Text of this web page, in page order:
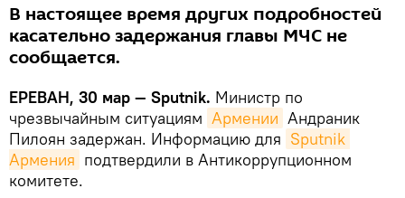
В настоящее время других подробностей
касательно задержания главы МЧС не
сообщается.
ЕРЕВАН, 30 мар — Sputnik. Министр по
чрезвычайным ситуациям Армении Андраник
Пилоян задержан. Информацию для Sputnik
Армения подтвердили в Антикоррупционном
комитете.